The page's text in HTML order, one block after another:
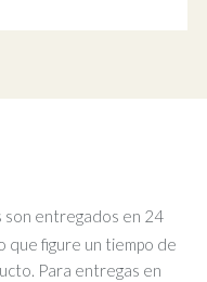
son entregados en 24
que figure un tiempo de
Para entregas en